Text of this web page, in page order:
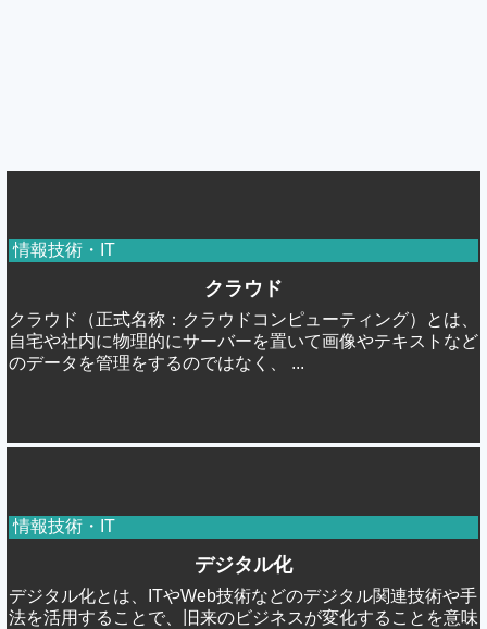
情報技術・IT
クラウド
クラウド（正式名称：クラウドコンピューティング）とは、
自宅や社内に物理的にサーバーを置いて画像やテキストなど
のデータを管理をするのではなく、 ...
情報技術・IT
デジタル化
デジタル化とは、ITやWeb技術などのデジタル関連技術や手
法を活用することで、旧来のビジネスが変化することを意味